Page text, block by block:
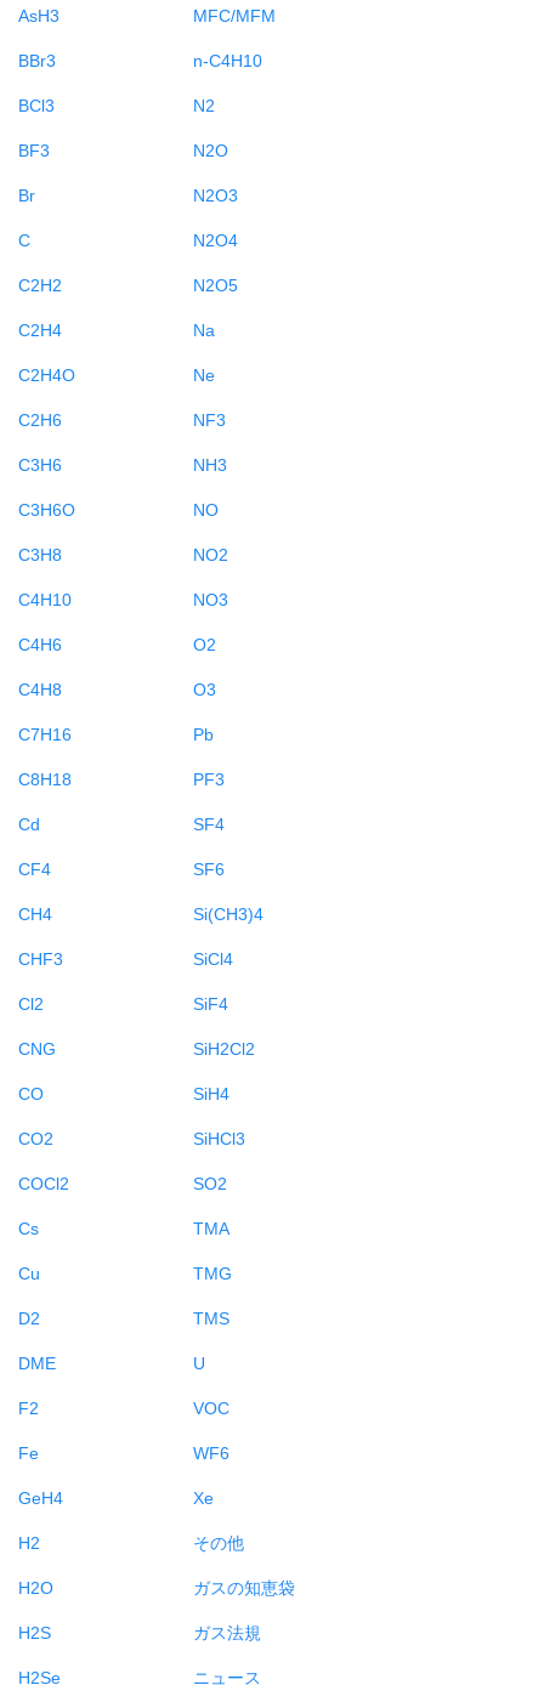
AsH3
BBr3
BCl3
BF3
Br
C
C2H2
C2H4
C2H4O
C2H6
C3H6
C3H6O
C3H8
C4H10
C4H6
C4H8
C7H16
C8H18
Cd
CF4
CH4
CHF3
Cl2
CNG
CO
CO2
COCl2
Cs
Cu
D2
DME
F2
Fe
GeH4
H2
H2O
H2S
H2Se
MFC/MFM
n-C4H10
N2
N2O
N2O3
N2O4
N2O5
Na
Ne
NF3
NH3
NO
NO2
NO3
O2
O3
Pb
PF3
SF4
SF6
Si(CH3)4
SiCl4
SiF4
SiH2Cl2
SiH4
SiHCl3
SO2
TMA
TMG
TMS
U
VOC
WF6
Xe
その他
ガスの知恵袋
ガス法規
ニュース